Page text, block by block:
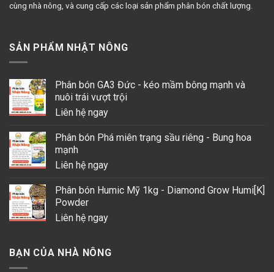
cùng nhà nông, và cung cấp các loại sản phẩm phân bón chất lượng.
SẢN PHẨM NHẬT NÔNG
Phân bón GA3 Đức - kéo mầm bông mạnh và
nuôi trái vượt trội
Liên hệ ngay
Phân bón Phá miên trạng sầu riêng - Bung hoa
mạnh
Liên hệ ngay
Phân bón Humic Mỹ 1kg - Diamond Grow Humi[K]
Powder
Liên hệ ngay
BẠN CỦA NHÀ NÔNG